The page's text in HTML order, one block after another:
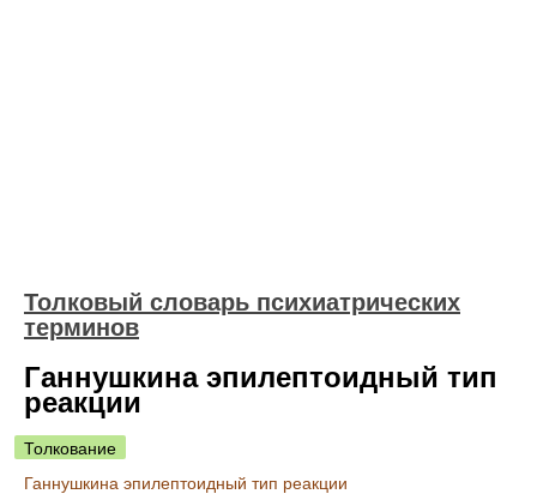
Толковый словарь психиатрических
терминов
Ганнушкина эпилептоидный тип
реакции
Толкование
Ганнушкина эпилептоидный тип реакции